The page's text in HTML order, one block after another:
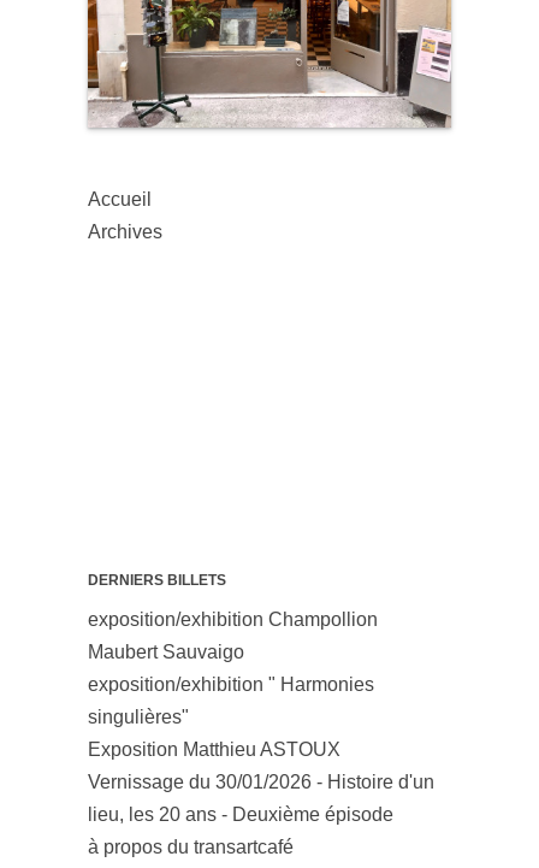
Accueil
Archives
DERNIERS BILLETS
exposition/exhibition Champollion
Maubert Sauvaigo
exposition/exhibition " Harmonies
singulières"
Exposition Matthieu ASTOUX
Vernissage du 30/01/2026 - Histoire d'un
lieu, les 20 ans - Deuxième épisode
à propos du transartcafé